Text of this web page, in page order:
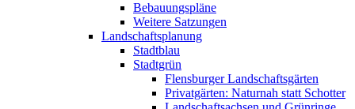
Bebauungspläne
Weitere Satzungen
Landschaftsplanung
Stadtblau
Stadtgrün
Flensburger Landschaftsgärten
Privatgärten: Naturnah statt Schotter